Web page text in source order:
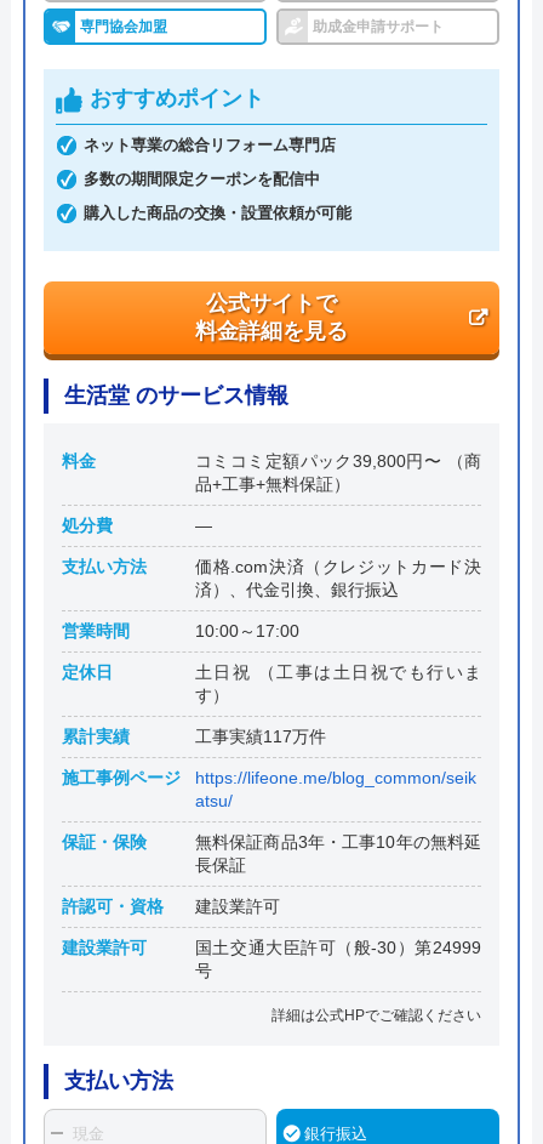
本社所在地
〒556-0014
大阪府大阪市浪速区大国2丁目1番6号
専門協会加盟 助成金申請サポート
おすすめポイント
ネット専業の総合リフォーム専門店
多数の期間限定クーポンを配信中
購入した商品の交換・設置依頼が可能
公式サイトで
料金詳細を見る
生活堂 のサービス情報
料金
コミコミ定額パック39,800円〜 （商
品+工事+無料保証）
処分費 ―
支払い方法
価格.com決済（クレジットカード決
済）、代金引換、銀行振込
営業時間 10:00～17:00
定休日
土日祝 （工事は土日祝でも行いま
す）
累計実績 工事実績117万件
施工事例ページ
https://lifeone.me/blog_common/seik
atsu/
保証・保険
無料保証商品3年・工事10年の無料延
長保証
許認可・資格 建設業許可
建設業許可
国土交通大臣許可（般-30）第24999
号
詳細は公式HPでご確認ください
支払い方法
現金 銀行振込